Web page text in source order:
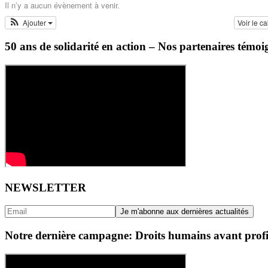
Il n’y a aucun évènement à venir.
Voir le
Ajouter
50 ans de solidarité en action – Nos partenaires
NEWSLETTER
Notre dernière campagne: Droits humains avant